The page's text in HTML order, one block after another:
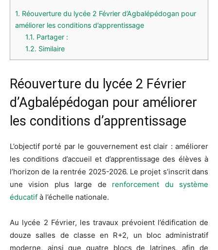
1. Réouverture du lycée 2 Février d’Agbalépédogan pour
améliorer les conditions d’apprentissage
1.1. Partager :
1.2. Similaire
Réouverture du lycée 2 Février
d’Agbalépédogan pour améliorer
les conditions d’apprentissage
L’objectif porté par le gouvernement est clair : améliorer
les conditions d’accueil et d’apprentissage des élèves à
l’horizon de la rentrée 2025-2026. Le projet s’inscrit dans
une vision plus large de renforcement du système
éducatif à l’échelle nationale.
Au lycée 2 Février, les travaux prévoient l’édification de
douze salles de classe en R+2, un bloc administratif
moderne, ainsi que quatre blocs de latrines, afin de